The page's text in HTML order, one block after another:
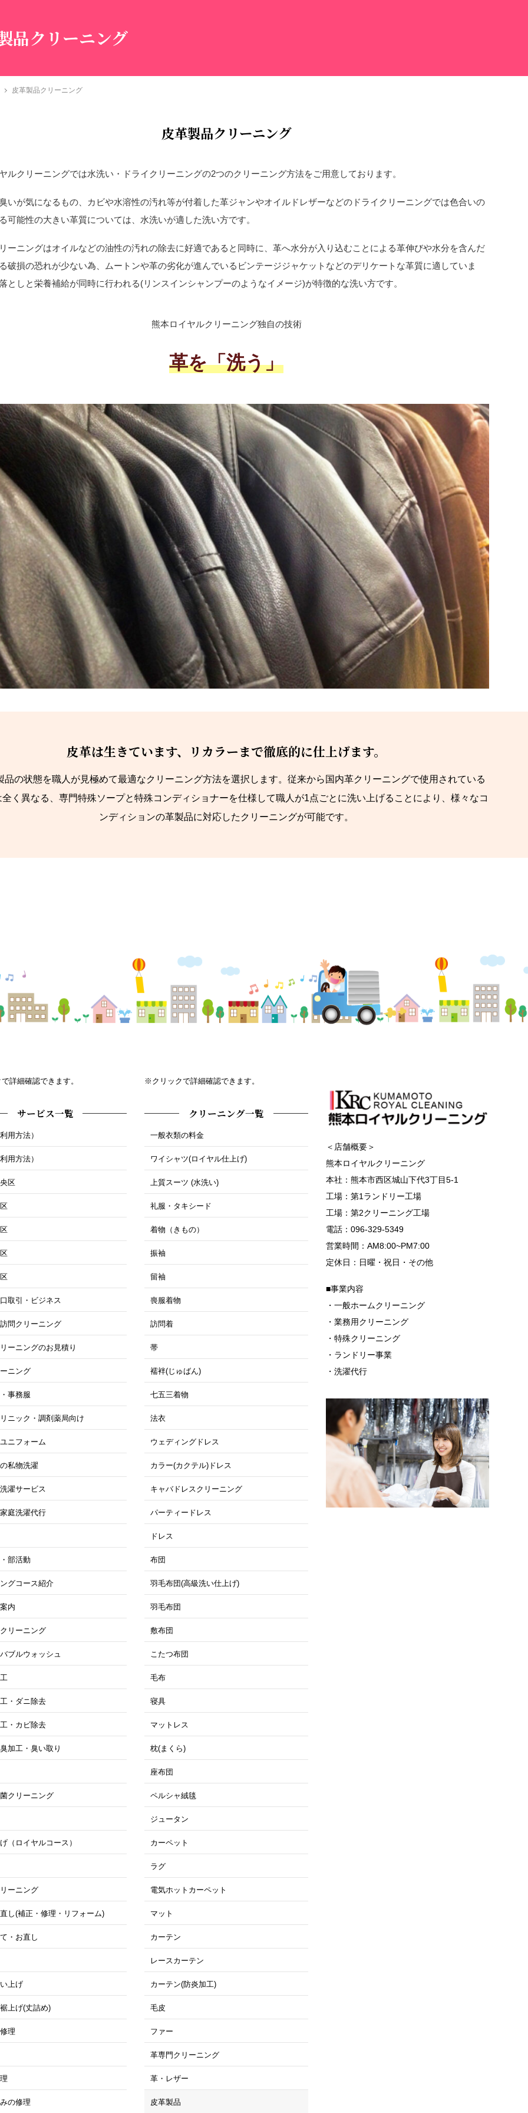
品クリーニング
皮革製品クリーニング
皮革製品クリーニング
ルクリーニングでは水洗い・ドライクリーニングの2つのクリーニング方法をご用意しております。
いが気になるもの、カビや水溶性の汚れ等が付着した革ジャンやオイルドレザーなどのドライクリーニングでは色合いの
可能性の大きい革質については、水洗いが適した洗い方です。
ーニングはオイルなどの油性の汚れの除去に好適であると同時に、革へ水分が入り込むことによる革伸びや水分を含んだ
破損の恐れが少ない為、ムートンや革の劣化が進んでいるビンテージジャケットなどのデリケートな革質に適していま
としと栄養補給が同時に行われる(リンスインシャンプーのようなイメージ)が特徴的な洗い方です。
熊本ロイヤルクリーニング独自の技術
革を「洗う」
皮革は生きています、リカラーまで徹底的に仕上げます。
品の状態を職人が見極めて最適なクリーニング方法を選択します。従来から国内革クリーニングで使用されている
く異なる、専門特殊ソープと特殊コンディショナーを仕様して職人が1点ごとに洗い上げることにより、様々なコ
ンディションの革製品に対応したクリーニングが可能です。
詳細確認できます。
サービス一覧
用方法）
用方法）
区
取引・ビジネス
問クリーニング
ーニングのお見積り
ニング
事務服
ニック・調剤薬局向け
ニフォーム
私物洗濯
濯サービス
庭洗濯代行
部活動
グコース紹介
内
リーニング
ブルウォッシュ
・ダニ除去
・カビ除去
加工・臭い取り
クリーニング
（ロイヤルコース）
ーニング
し(補正・修理・リフォーム)
・お直し
上げ
上げ(丈詰め)
理
の修理
※クリックで詳細確認できます。
クリーニング一覧
一般衣類の料金
ワイシャツ(ロイヤル仕上げ)
上質スーツ (水洗い)
礼服・タキシード
着物（きもの）
振袖
留袖
喪服着物
訪問着
帯
襦袢(じゅばん)
七五三着物
法衣
ウェディングドレス
カラー(カクテル)ドレス
キャバドレスクリーニング
パーティードレス
ドレス
布団
羽毛布団(高級洗い仕上げ)
羽毛布団
敷布団
こたつ布団
毛布
寝具
マットレス
枕(まくら)
座布団
ペルシャ絨毯
ジュータン
カーペット
ラグ
電気ホットカーペット
マット
カーテン
レースカーテン
カーテン(防炎加工)
毛皮
ファー
革専門クリーニング
革・レザー
皮革製品
＜店舗概要＞
熊本ロイヤルクリーニング
本社：熊本市西区城山下代3丁目5-1
工場：第1ランドリー工場
工場：第2クリーニング工場
電話：096-329-5349
営業時間：AM8:00~PM7:00
定休日：日曜・祝日・その他
■事業内容
・一般ホームクリーニング
・業務用クリーニング
・特殊クリーニング
・ランドリー事業
・洗濯代行